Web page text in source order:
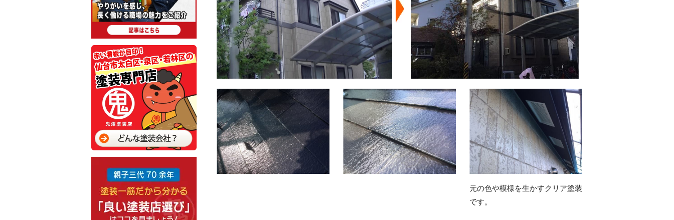
元の色や模様を生かすクリア塗装
です。